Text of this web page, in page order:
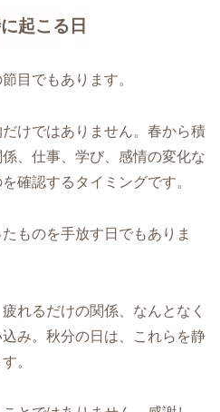
起こる日
目でもあります。
けではありません。春から積
、仕事、学び、感情の変化な
確認するタイミングです。
ものを手放す日でもありま
れるだけの関係、なんとなく
み。秋分の日は、これらを静
。